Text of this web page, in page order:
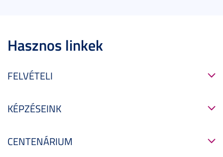
Hasznos linkek
FELVÉTELI
KÉPZÉSEINK
CENTENÁRIUM